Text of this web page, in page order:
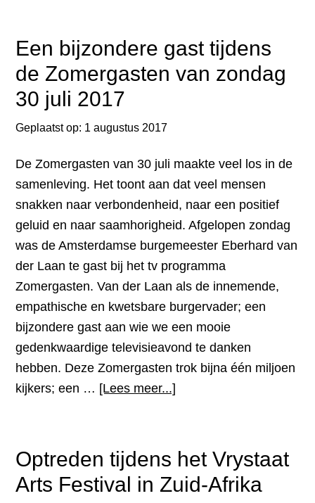
alleenstaande
moeder
en
haar
uitzetting
dreigt
Een bijzondere gast tijdens
de Zomergasten van zondag
30 juli 2017
Geplaatst op: 1 augustus 2017
De Zomergasten van 30 juli maakte veel los in de
samenleving. Het toont aan dat veel mensen
snakken naar verbondenheid, naar een positief
geluid en naar saamhorigheid. Afgelopen zondag
was de Amsterdamse burgemeester Eberhard van
der Laan te gast bij het tv programma
Zomergasten. Van der Laan als de innemende,
empathische en kwetsbare burgervader; een
bijzondere gast aan wie we een mooie
gedenkwaardige televisieavond te danken
hebben. Deze Zomergasten trok bijna één miljoen
kijkers; een … [Lees meer...]
tijdens
de
Zomergasten
Optreden tijdens het Vrystaat
Arts Festival in Zuid-Afrika